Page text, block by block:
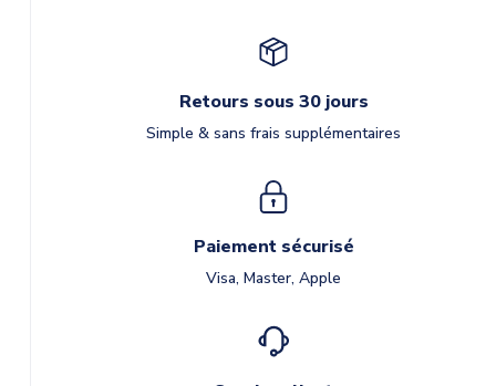
Retours sous 30 jours
Simple & sans frais supplémentaires
Paiement sécurisé
Visa, Master, Apple